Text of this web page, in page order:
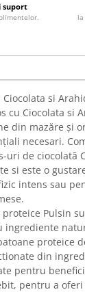
suport
si
cu Ciocolata si
din mazăre și
necesari.
uri de ciocolată
si este o
intens sau
Pulsin
ingrediente
proteice
din
pentru
pentru a